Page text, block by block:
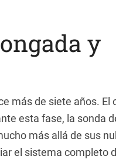
y
más de siete años. El
esta fase, la sonda
más allá de sus
el sistema completo